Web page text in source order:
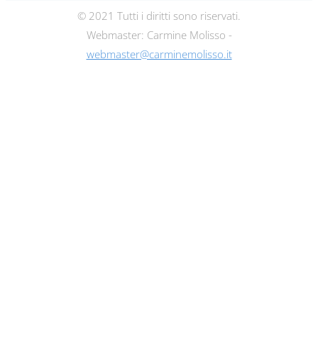
© 2021 Tutti i diritti sono riservati.
Webmaster: Carmine Molisso -
webmaster@carminemolisso.it